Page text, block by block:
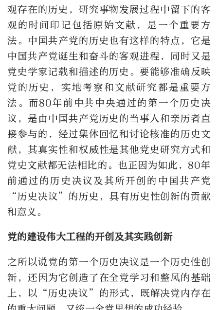
观存在的历史，研究事物发展过程中留下的客
观的时间印记包括原始文献，是一个重要方
法。中国共产党的历史也有这样的特点，它是
中国共产党诞生和奋斗的客观进程，同时又是
党史学家记载和描述的历史。要能够准确反映
党的历史，实地考察和文献研究都是重要方
法。而80年前中共中央通过的第一个历史决
议，是由中国共产党历史的当事人和亲历者直
接参与的，经过集体回忆和讨论核准的历史文
献，其真实性和权威性是其他党史研究方式和
党史文献都无法相比的。也正因为如此，80年
前通过的历史决议及其所开创的中国共产党
“历史决议”的历史，具有历史性创新的贡献
和意义。
党的建设伟大工程的开创及其实践创新
之所以说党的第一个历史决议是一个历史性创
新，还因为它创造了在全党学习和整风的基础
上，以“历史决议”的形式，既解决党内存在